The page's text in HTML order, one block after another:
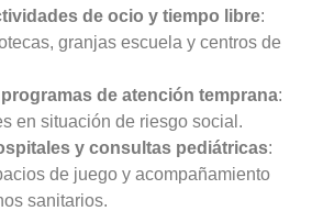
de ocio y tiempo libre:
granjas escuela y centros de
de atención temprana:
en situación de riesgo social.
y consultas pediátricas:
de juego y acompañamiento
sanitarios.